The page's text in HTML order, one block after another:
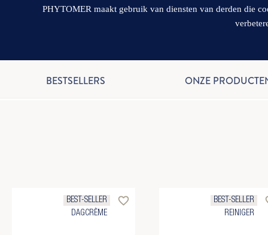
BESTSELLERS ONZE
BEST-SELLER
DAGCRÈME
favorite_border
BEST-SELLER
REINIGER
PHYTOMER maakt gebruik van diensten van derden die